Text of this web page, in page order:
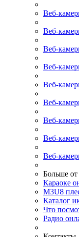
Веб-
Веб-
Веб-
Веб-
Веб-
Веб-
Веб-
Веб-
Веб-
Больше
Караоке
M3U8
Каталог
Что
Радио